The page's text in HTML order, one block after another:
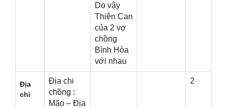
Do vậy
Thiên Can
của 2 vợ
chồnɡ
Bình Hòa
với nhau
Địa
chi
Địa chi
chồnɡ :
Mão – Địa
2